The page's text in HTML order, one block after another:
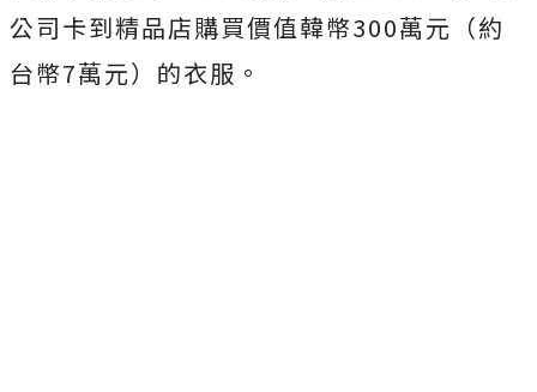
公司卡到精品店購買價值韓幣300萬元（約
台幣7萬元）的衣服。